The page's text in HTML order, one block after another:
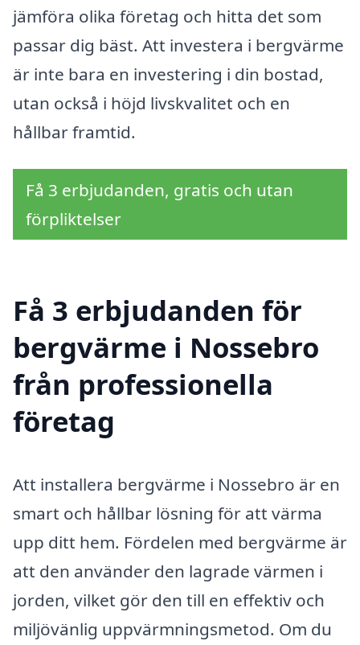
jämföra olika företag och hitta det som
passar dig bäst. Att investera i bergvärme
är inte bara en investering i din bostad,
utan också i höjd livskvalitet och en
hållbar framtid.
Få 3 erbjudanden, gratis och utan
förpliktelser
Få 3 erbjudanden för
bergvärme i Nossebro
från professionella
företag
Att installera bergvärme i Nossebro är en
smart och hållbar lösning för att värma
upp ditt hem. Fördelen med bergvärme är
att den använder den lagrade värmen i
jorden, vilket gör den till en effektiv och
miljövänlig uppvärmningsmetod. Om du